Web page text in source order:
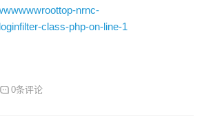
nrnc-
class-php-on-line-1
0条评论